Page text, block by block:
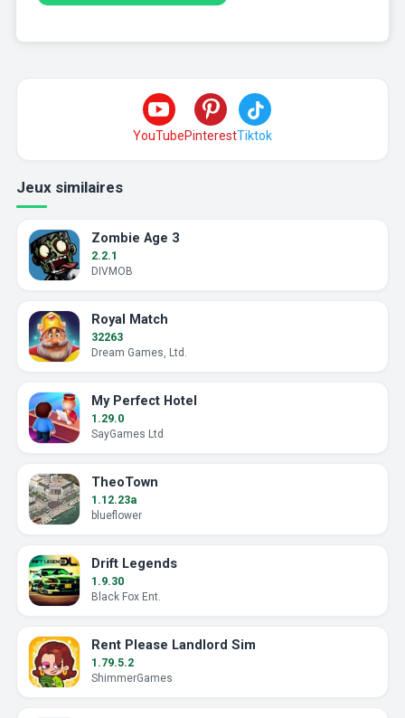
YouTubePinterestTiktok
Jeux similaires
Zombie Age 3
2.2.1
DIVMOB
Royal Match
32263
Dream Games, Ltd.
My Perfect Hotel
1.29.0
SayGames Ltd
TheoTown
1.12.23a
blueflower
Drift Legends
1.9.30
Black Fox Ent.
Rent Please Landlord Sim
1.79.5.2
ShimmerGames